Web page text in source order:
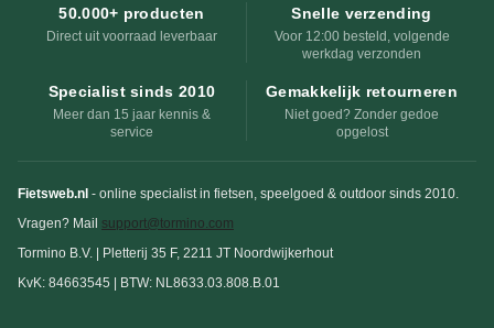
50.000+ producten
Direct uit voorraad leverbaar
Snelle verzending
Voor 12:00 besteld, volgende
werkdag verzonden
Specialist sinds 2010
Meer dan 15 jaar kennis &
service
Gemakkelijk retourneren
Niet goed? Zonder gedoe
opgelost
Fietsweb.nl - online specialist in fietsen, speelgoed & outdoor sinds 2010.
Vragen? Mail support@tormino.com
Tormino B.V. | Pletterij 35 F, 2211 JT Noordwijkerhout
KvK: 84663545 | BTW: NL8633.03.808.B.01